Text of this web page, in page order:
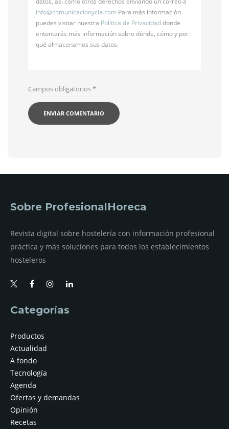
info@comunicacionycia.com Para más información
puedes visitar nuestra Política de Privacidaddonde
entontarás más información sobre dónde, cómo y por
qué almacenamos sus datos.
Campos obligatorios*
Sobre ProfesionalHoreca
Revista digital sobre hostelería con información profesional
práctica y más soluciones para todos los establecimientos
hosteleros
Categorías
Productos
Actualidad
A fondo
Tecnología
Agenda
Ofertas y demandas
Opinión
Recetas